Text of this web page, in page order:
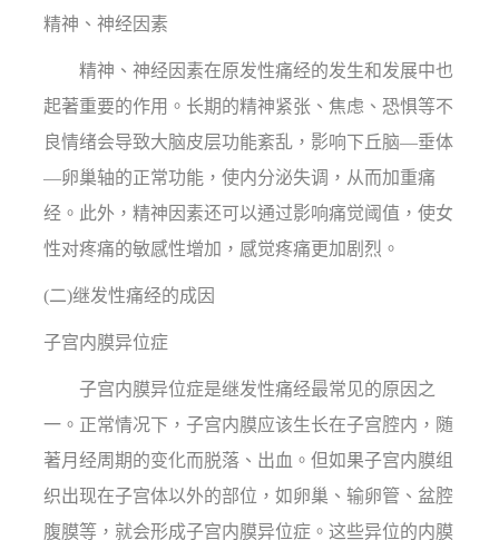
精神、神经因素
精神、神经因素在原发性痛经的发生和发展中也
起著重要的作用。长期的精神紧张、焦虑、恐惧等不
良情绪会导致大脑皮层功能紊乱，影响下丘脑—垂体
—卵巢轴的正常功能，使内分泌失调，从而加重痛
经。此外，精神因素还可以通过影响痛觉阈值，使女
性对疼痛的敏感性增加，感觉疼痛更加剧烈。
(二)继发性痛经的成因
子宫内膜异位症
子宫内膜异位症是继发性痛经最常见的原因之
一。正常情况下，子宫内膜应该生长在子宫腔内，随
著月经周期的变化而脱落、出血。但如果子宫内膜组
织出现在子宫体以外的部位，如卵巢、输卵管、盆腔
腹膜等，就会形成子宫内膜异位症。这些异位的内膜